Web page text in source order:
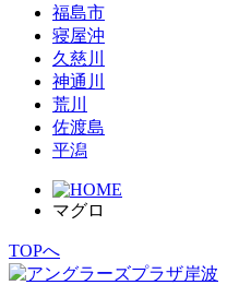
福島市
寝屋沖
久慈川
神通川
荒川
佐渡島
平潟
マグロ
TOPへ